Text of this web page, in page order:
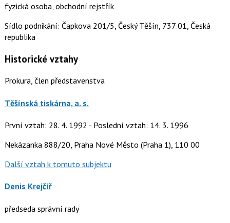
fyzická osoba, obchodní rejstřík
Sídlo podnikání: Čapkova 201/5, Český Těšín, 737 01, Česká
republika
Historické vztahy
Prokura, člen představenstva
Těšínská tiskárna, a. s.
První vztah: 28. 4. 1992 - Poslední vztah: 14. 3. 1996
Nekázanka 888/20, Praha Nové Město (Praha 1), 110 00
Další vztah k tomuto subjektu
Denis Krejčíř
předseda správní rady